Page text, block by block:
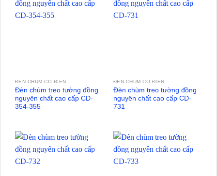
ĐÈN CHÙM CỔ ĐIỂN
Đèn chùm treo tường đồng
nguyên chất cao cấp CD-
354-355
ĐÈN CHÙM CỔ ĐIỂN
Đèn chùm treo tường đồng
nguyên chất cao cấp CD-
731